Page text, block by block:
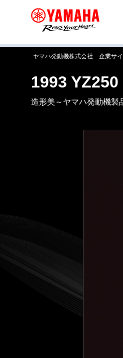
ヤマハ発動機株式会社 企業サイ
1993 YZ250
造形美～ヤマハ発動機製